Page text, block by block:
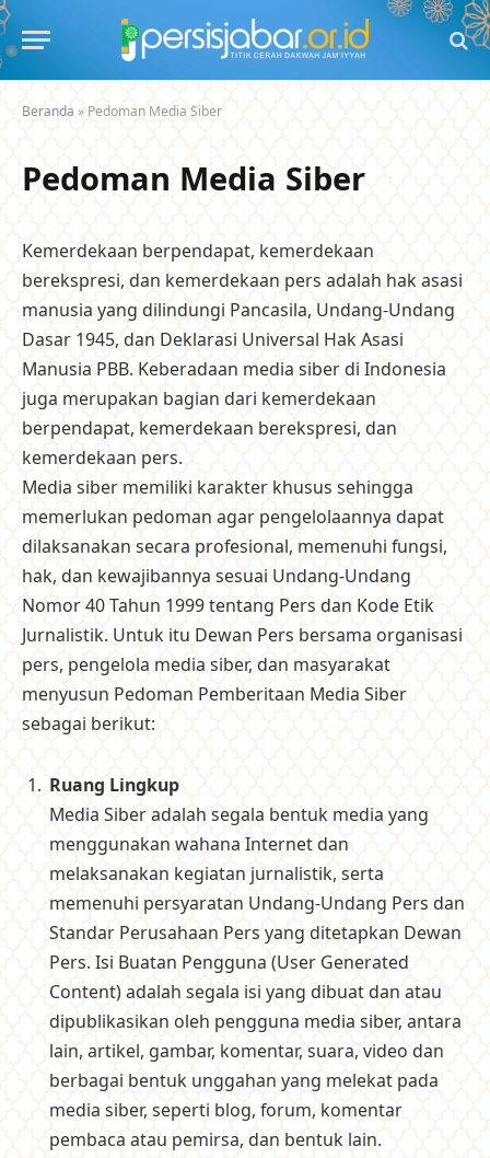
Beranda » Pedoman Media Siber
Pedoman Media Siber
Kemerdekaan berpendapat, kemerdekaan
berekspresi, dan kemerdekaan pers adalah hak asasi
manusia yang dilindungi Pancasila, Undang-Undang
Dasar 1945, dan Deklarasi Universal Hak Asasi
Manusia PBB. Keberadaan media siber di Indonesia
juga merupakan bagian dari kemerdekaan
berpendapat, kemerdekaan berekspresi, dan
kemerdekaan pers.
Media siber memiliki karakter khusus sehingga
memerlukan pedoman agar pengelolaannya dapat
dilaksanakan secara profesional, memenuhi fungsi,
hak, dan kewajibannya sesuai Undang-Undang
Nomor 40 Tahun 1999 tentang Pers dan Kode Etik
Jurnalistik. Untuk itu Dewan Pers bersama organisasi
pers, pengelola media siber, dan masyarakat
menyusun Pedoman Pemberitaan Media Siber
sebagai berikut:
Ruang Lingkup
Media Siber adalah segala bentuk media yang
menggunakan wahana Internet dan
melaksanakan kegiatan jurnalistik, serta
memenuhi persyaratan Undang-Undang Pers dan
Standar Perusahaan Pers yang ditetapkan Dewan
Pers. Isi Buatan Pengguna (User Generated
Content) adalah segala isi yang dibuat dan atau
dipublikasikan oleh pengguna media siber, antara
lain, artikel, gambar, komentar, suara, video dan
berbagai bentuk unggahan yang melekat pada
media siber, seperti blog, forum, komentar
pembaca atau pemirsa, dan bentuk lain.